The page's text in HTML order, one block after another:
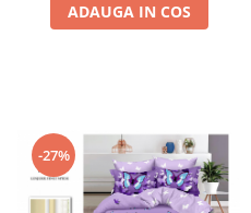
ADAUGA IN COS
-27%